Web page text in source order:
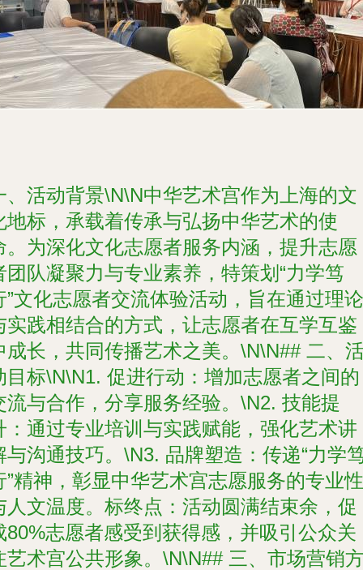
、活动背景\N\N中华艺术宫作为上海的文
地标，承载着传承与弘扬中华艺术的使
。为深化文化志愿者服务内涵，提升志愿
团队凝聚力与专业素养，特策划“力学笃
”文化志愿者交流体验活动，旨在通过理论
实践相结合的方式，让志愿者在互学互鉴
成长，共同传播艺术之美。\N\N## 二、
目标\N\N1. 促进行动：增加志愿者之间的
流与合作，分享服务经验。\N2. 技能提
：通过专业培训与实践赋能，强化艺术讲
与沟通技巧。\N3. 品牌塑造：传递“力学
”精神，彰显中华艺术宫志愿服务的专业性
人文温度。标终点：活动圆满结束余，促
80%志愿者感受到获得感，并吸引公众关
艺术宫公共形象。\N\N## 三、市场营销